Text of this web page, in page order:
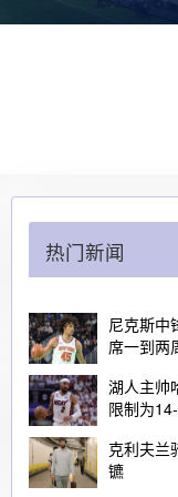
热门新闻
尼克斯中
席一到两
湖人主帅
限制为
克利夫兰
镳